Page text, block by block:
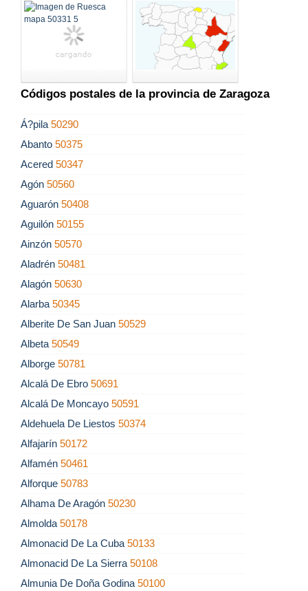
Códigos postales de la provincia de Zaragoza
Á?pila 50290
Abanto 50375
Acered 50347
Agón 50560
Aguarón 50408
Aguilón 50155
Ainzón 50570
Aladrén 50481
Alagón 50630
Alarba 50345
Alberite De San Juan 50529
Albeta 50549
Alborge 50781
Alcalá De Ebro 50691
Alcalá De Moncayo 50591
Aldehuela De Liestos 50374
Alfajarín 50172
Alfamén 50461
Alforque 50783
Alhama De Aragón 50230
Almolda 50178
Almonacid De La Cuba 50133
Almonacid De La Sierra 50108
Almunia De Doña Godina 50100